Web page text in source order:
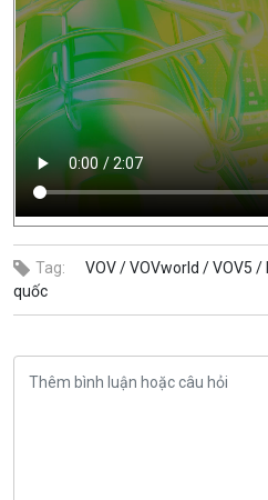
Tag: VOV /VOVworld /VOV5 /
quốc